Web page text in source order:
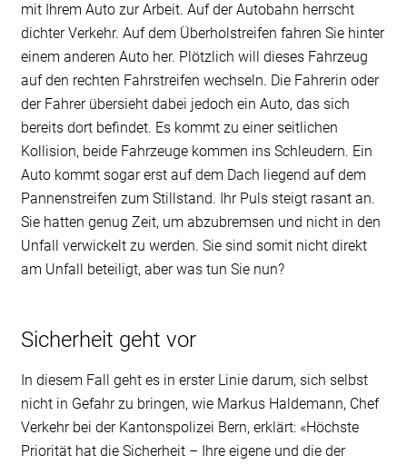
mit Ihrem Auto zur Arbeit. Auf der Autobahn herrscht
dichter Verkehr. Auf dem Überholstreifen fahren Sie hinter
einem anderen Auto her. Plötzlich will dieses Fahrzeug
auf den rechten Fahrstreifen wechseln. Die Fahrerin oder
der Fahrer übersieht dabei jedoch ein Auto, das sich
bereits dort befindet. Es kommt zu einer seitlichen
Kollision, beide Fahrzeuge kommen ins Schleudern. Ein
Auto kommt sogar erst auf dem Dach liegend auf dem
Pannenstreifen zum Stillstand. Ihr Puls steigt rasant an.
Sie hatten genug Zeit, um abzubremsen und nicht in den
Unfall verwickelt zu werden. Sie sind somit nicht direkt
am Unfall beteiligt, aber was tun Sie nun?
Sicherheit geht vor
In diesem Fall geht es in erster Linie darum, sich selbst
nicht in Gefahr zu bringen, wie Markus Haldemann, Chef
Verkehr bei der Kantonspolizei Bern, erklärt: «Höchste
Priorität hat die Sicherheit – Ihre eigene und die der